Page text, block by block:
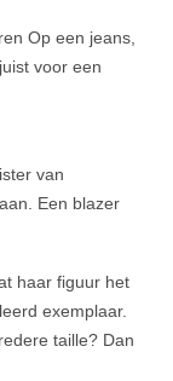
Op een jeans,
voor een
van
Een blazer
haar figuur het
exemplaar.
taille? Dan